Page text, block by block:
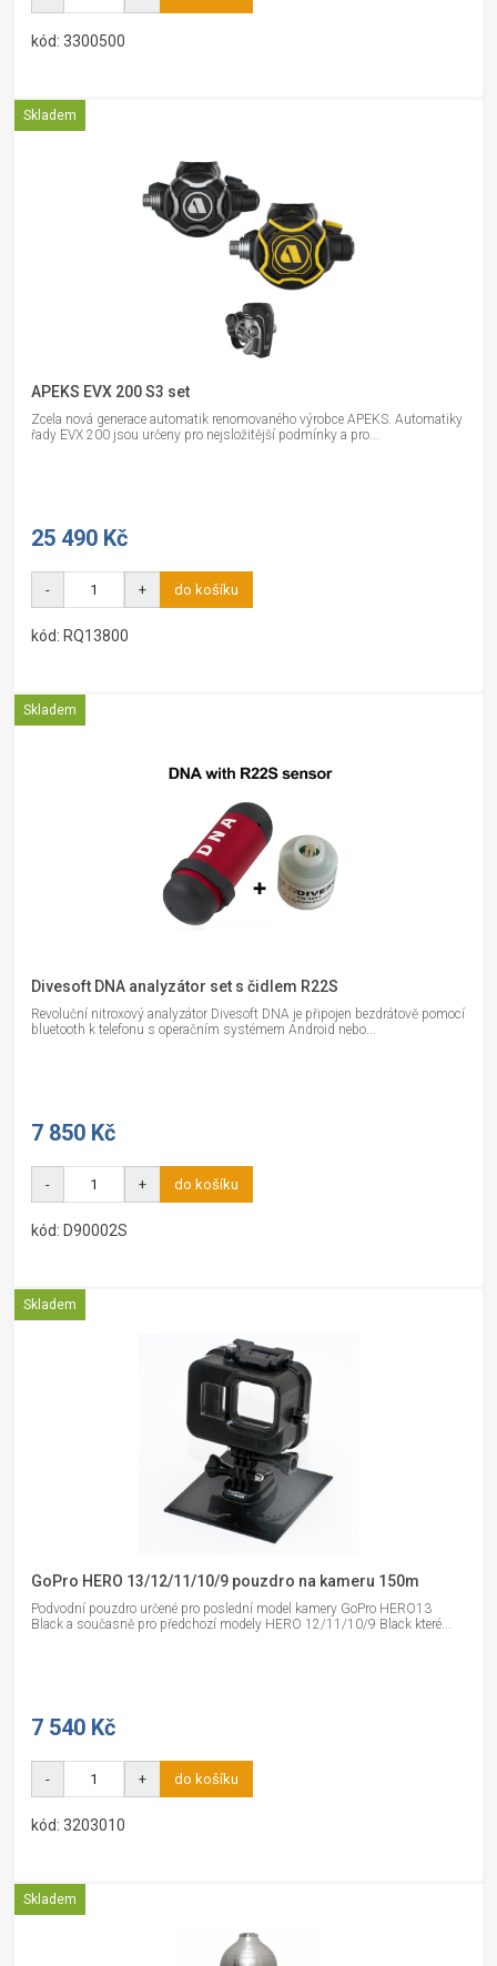
kód: 3300500
Skladem
APEKS EVX 200 S3 set
Zcela nová generace automatik renomovaného výrobce APEKS. Automatiky
řady EVX 200 jsou určeny pro nejsložitější podmínky a pro...
25 490 Kč
- + do košíku
kód: RQ13800
Skladem
Divesoft DNA analyzátor set s čidlem R22S
Revoluční nitroxový analyzátor Divesoft DNA je připojen bezdrátově pomocí
bluetooth k telefonu s operačním systémem Android nebo...
7 850 Kč
- + do košíku
kód: D90002S
Skladem
GoPro HERO 13/12/11/10/9 pouzdro na kameru 150m
Podvodní pouzdro určené pro poslední model kamery GoPro HERO13
Black a současně pro předchozí modely HERO 12/11/10/9 Black které...
7 540 Kč
- + do košíku
kód: 3203010
Skladem